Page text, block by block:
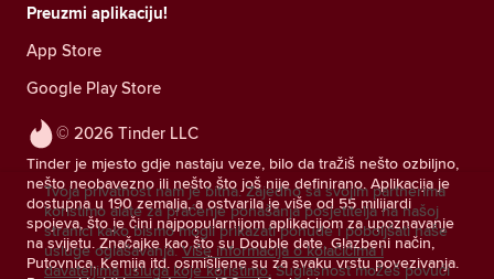
© 2026 Tinder LLC
Tinder je mjesto gdje nastaju veze, bilo da tražiš nešto ozbiljno,
nešto neobavezno ili nešto što još nije definirano. Aplikacija je
dostupna u 190 zemalja, a ostvarila je više od 55 milijardi
spojeva, što je čini najpopularnijom aplikacijom za upoznavanje
na svijetu. Značajke kao što su Double date, Glazbeni način,
Putovnica, Kemija itd. osmišljene su za svaku vrstu povezivanja.
Preuzmi aplikaciju!
App Store
Google Play Store
Tvoja privatnost nam je bitna. Zajedno sa svojim partnerima
koristimo alate za praćenje ponašanja posjetitelja na našoj
stranici kako bismo mogli prikazati ponude i poboljšati naše
usluge oglašavanja. Više informacija o kolačićima i
davateljima usluga koje koristimo. Suglasnost možeš povući